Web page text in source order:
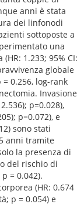
anni è stata
dei linfonodi
sottoposte a
una
1.233; 95% CI:
globale
= 0.256, log-rank
Invasione
p=0.028),
p=0.072), e
sono stati
anni tramite
la presenza di
del rischio di
= 0.042).
(HR: 0.674
p = 0.054) e